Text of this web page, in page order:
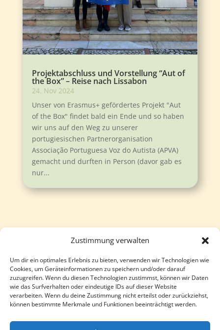
Zustimmung verwalten
Um dir ein optimales Erlebnis zu bieten, verwenden wir Technologien wie
Cookies, um Geräteinformationen zu speichern und/oder darauf
zuzugreifen. Wenn du diesen Technologien zustimmst, können wir Daten
wie das Surfverhalten oder eindeutige IDs auf dieser Website
verarbeiten. Wenn du deine Zustimmung nicht erteilst oder zurückziehst,
können bestimmte Merkmale und Funktionen beeinträchtigt werden.
Projektabschluss und Vorstellung “Aut of
the Box” – Reise nach Lissabon
24. Nov 2024
Unser von Erasmus+ gefördertes Projekt "Aut
of the Box" findet bald ein Ende und so haben
wir uns auf den Weg zu unserer
portugiesischen Partnerorganisation
Associação Portuguesa Voz do Autista (APVA)
gemacht und durften in Person (davor gab es
nur...
Follow Follow